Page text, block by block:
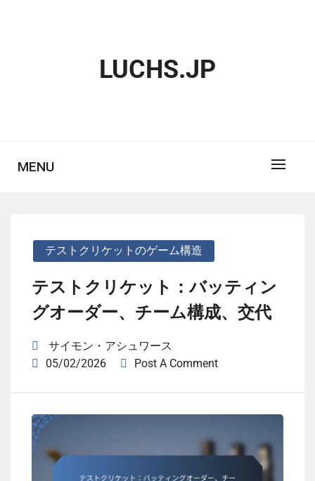
LUCHS.JP
MENU
テストクリケットのゲーム構造
テストクリケット：バッティン
グオーダー、チーム構成、交代
サイモン・アシュワース
05/02/2026
Post A Comment